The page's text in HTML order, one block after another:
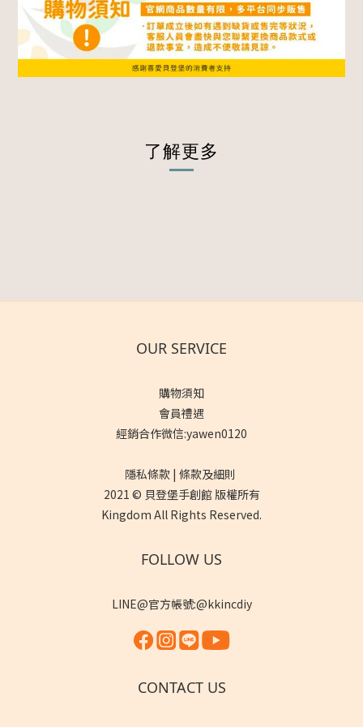
了解更多
OUR SERVICE
購物須知
會員禮遇
經銷合作微信:yawen0120
隱私條款 | 條款及細則
2021 © 貝登堡手創館 版權所有
Kingdom All Rights Reserved.
FOLLOW US
LINE@官方帳號:@kkincdiy
CONTACT US